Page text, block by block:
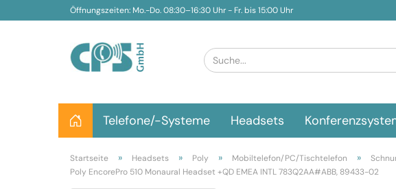
Öffnungszeiten: Mo.-Do. 08:30–16:30 Uhr - Fr. bis 15:00 Uhr
Telefone/-Systeme Headsets
Startseite » Headsets » Poly » Mobiltelefon/PC/Tischtelefon »
Poly EncorePro 510 Monaural Headset +QD EMEA INTL 783Q2AA#ABB, 89433-02